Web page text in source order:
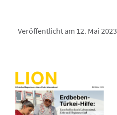
Veröffentlicht am 12. Mai 2023